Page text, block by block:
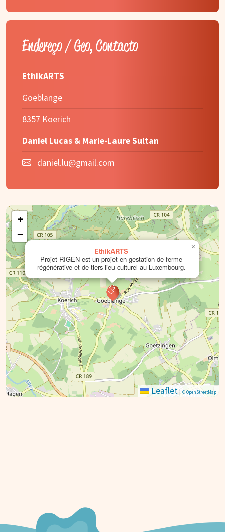
Endereço / Geo, Contacto
EthikARTS
Goeblange
8357 Koerich
Daniel Lucas & Marie-Laure Sultan
daniel.lu@gmail.com
EthikARTS
Projet RIGEN est un projet en gestation de ferme
régénérative et de tiers-lieu culturel au Luxembourg.
×
+
−
Leaflet | © OpenStreetMap